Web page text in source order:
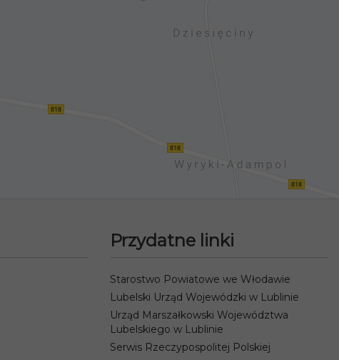
Przydatne linki
Starostwo Powiatowe we Włodawie
Lubelski Urząd Wojewódzki w Lublinie
Urząd Marszałkowski Województwa
Lubelskiego w Lublinie
Serwis Rzeczypospolitej Polskiej